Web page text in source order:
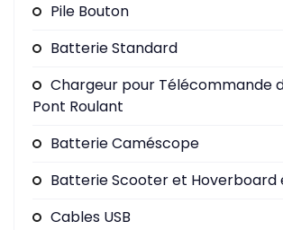
Pile Bouton
Batterie Standard
Chargeur pour Télécommande
Pont Roulant
Batterie Caméscope
Batterie Scooter et Hoverboard
Cables USB